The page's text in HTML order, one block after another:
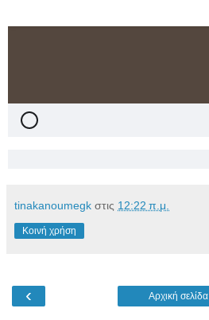
tinakanoumegk στις 12:22 π.μ.
Κοινή χρήση
‹ Αρχική σελίδα